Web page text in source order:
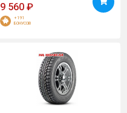
9 560 ₽
+191
БОНУСОВ